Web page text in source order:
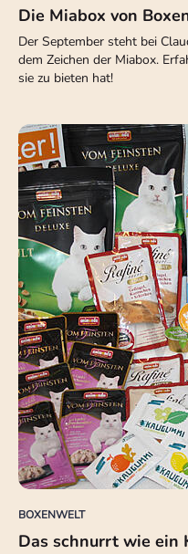
Die Miabox von
Der September steht bei
dem Zeichen der Miabox.
sie zu bieten hat!
BOXENWELT
Das schnurrt wie ein